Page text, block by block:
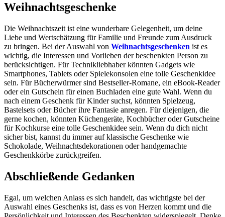
Weihnachtsgeschenke
Die Weihnachtszeit ist eine wunderbare Gelegenheit, um deine
Liebe und Wertschätzung für Familie und Freunde zum Ausdruck
zu bringen. Bei der Auswahl von Weihnachtsgeschenken ist es
wichtig, die Interessen und Vorlieben der beschenkten Person zu
berücksichtigen. Für Technikliebhaber könnten Gadgets wie
Smartphones, Tablets oder Spielekonsolen eine tolle Geschenkidee
sein. Für Bücherwürmer sind Bestseller-Romane, ein eBook-Reader
oder ein Gutschein für einen Buchladen eine gute Wahl. Wenn du
nach einem Geschenk für Kinder suchst, könnten Spielzeug,
Bastelsets oder Bücher ihre Fantasie anregen. Für diejenigen, die
gerne kochen, könnten Küchengeräte, Kochbücher oder Gutscheine
für Kochkurse eine tolle Geschenkidee sein. Wenn du dich nicht
sicher bist, kannst du immer auf klassische Geschenke wie
Schokolade, Weihnachtsdekorationen oder handgemachte
Geschenkkörbe zurückgreifen.
Abschließende Gedanken
Egal, um welchen Anlass es sich handelt, das wichtigste bei der
Auswahl eines Geschenks ist, dass es von Herzen kommt und die